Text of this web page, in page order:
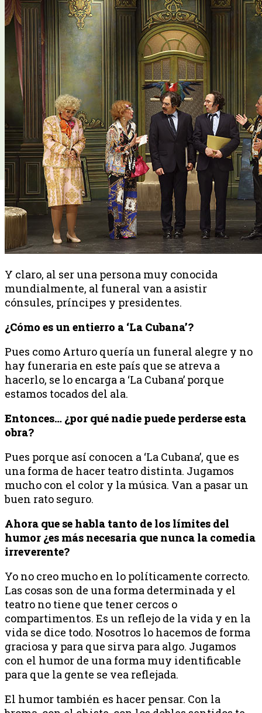
Y claro, al ser una persona muy conocida
mundialmente, al funeral van a asistir
cónsules, príncipes y presidentes.
¿Cómo es un entierro a ‘La Cubana’?
Pues como Arturo quería un funeral alegre y no
hay funeraria en este país que se atreva a
hacerlo, se lo encarga a ‘La Cubana’ porque
estamos tocados del ala.
Entonces… ¿por qué nadie puede perderse esta
obra?
Pues porque así conocen a ‘La Cubana’, que es
una forma de hacer teatro distinta. Jugamos
mucho con el color y la música. Van a pasar un
buen rato seguro.
Ahora que se habla tanto de los límites del
humor ¿es más necesaria que nunca la comedia
irreverente?
Yo no creo mucho en lo políticamente correcto.
Las cosas son de una forma determinada y el
teatro no tiene que tener cercos o
compartimentos. Es un reflejo de la vida y en la
vida se dice todo. Nosotros lo hacemos de forma
graciosa y para que sirva para algo. Jugamos
con el humor de una forma muy identificable
para que la gente se vea reflejada.
El humor también es hacer pensar. Con la